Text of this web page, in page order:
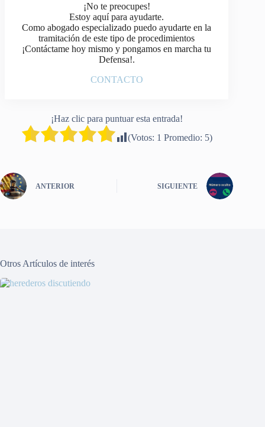
¡No te preocupes!
Estoy aquí para ayudarte.
Como abogado especializado puedo ayudarte en la
tramitación de este tipo de procedimientos
¡Contáctame hoy mismo y pongamos en marcha tu
Defensa!.
CONTACTO
¡Haz clic para puntuar esta entrada!
(Votos: 1 Promedio: 5)
ANTERIOR SIGUIENTE
Otros Artículos de interés